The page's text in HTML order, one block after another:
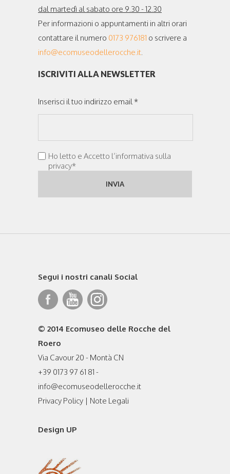
dal martedì al sabato ore 9.30 - 12.30
Per informazioni o appuntamenti in altri orari
contattare il numero 0173 976181 o scrivere a
info@ecomuseodellerocche.it.
ISCRIVITI ALLA NEWSLETTER
Inserisci il tuo indirizzo email *
Ho letto e Accetto l’informativa sulla
privacy*
Segui i nostri canali Social
© 2014 Ecomuseo delle Rocche del
Roero
Via Cavour 20 - Montà CN
+39 0173 97 61 81 -
info@ecomuseodellerocche.it
Privacy Policy | Note Legali
Design UP